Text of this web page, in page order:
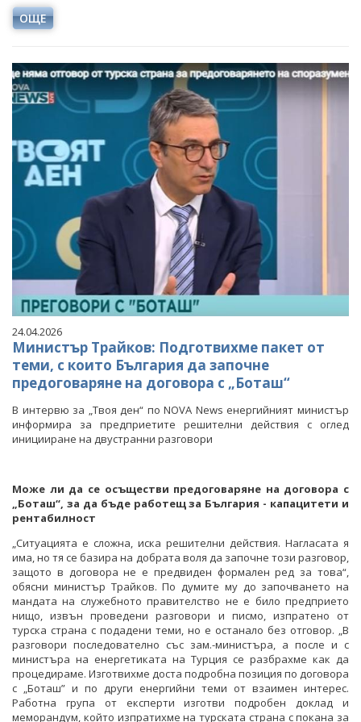
ОЩЕ
24.04.2026
Министър Трайков: Подготвихме пакет от
теми, с които България да започне
предоговаряне на договора с „Боташ“
В интервю за „Твоя ден“ по NOVA News енергийният министър
информира за предприетите решителни действия с оглед
иницииране на двустранни разговори
Може ли да се осъществи предоговаряне на договора с
„Боташ“, за да бъде работещ за България - капацитети и
рентабилност
„Ситуацията е сложна, иска решителни действия. Нагласата я
има, но тя се базира на добрата воля да започне този разговор,
защото в договора не е предвиден формален ред за това“,
обясни министър Трайков. По думите му до започването на
мандата на служебното правителство не е било предприето
нищо, извън проведени разговори и писмо, изпратено от
турска страна с подадени теми, но е останало без отговор. „В
разговори последователно със зам.-министъра, а после и с
министъра на енергетиката на Турция се разбрахме как да
процедираме. Изготвихме доста подробна позиция по договора
с „Боташ” и по други енергийни теми от взаимен интерес.
Работна група от експерти изготви подробен доклад и
меморандум, който изпратихме на турската страна с покана за